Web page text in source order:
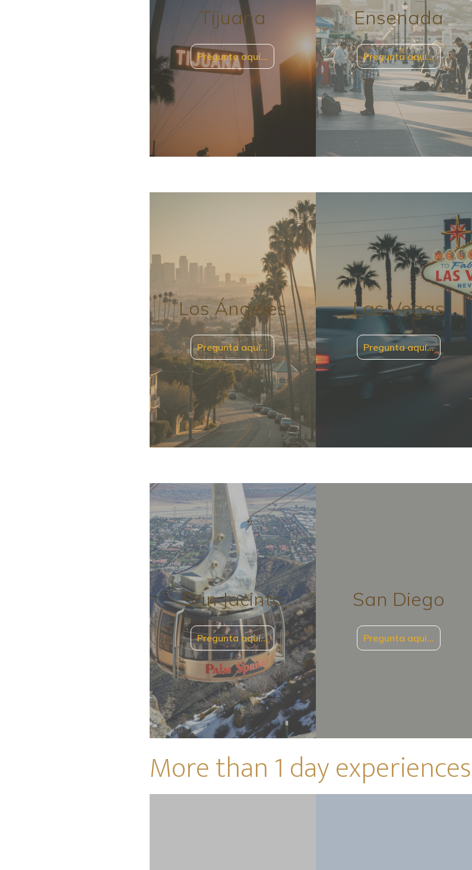
Tijuana
Pregunta aquí…
Ensenada
Pregunta aquí…
Los Ángeles
Pregunta aquí…
Las Vegas
Pregunta aquí…
San Jacinto
Pregunta aquí…
San Diego
Pregunta aquí…
More than 1 day experiences